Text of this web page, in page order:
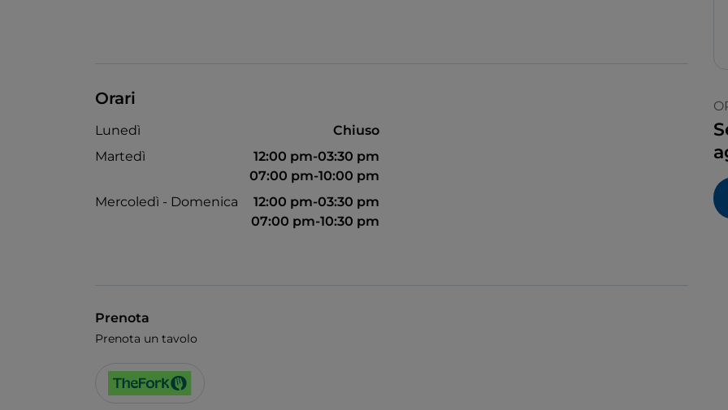
Orari
Lunedì
Chiuso
Martedì
12:00 pm-03:30 pm
07:00 pm-10:00 pm
Mercoledì - Domenica
12:00 pm-03:30 pm
07:00 pm-10:30 pm
Prenota
Prenota un tavolo